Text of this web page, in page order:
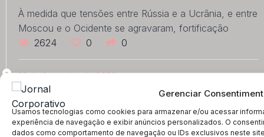
Gerenciar
Usamos tecnologias como cookies para armazenar e/ou acessar
experiência de navegação e exibir anúncios personalizados. O
dados como comportamento de navegação ou IDs exclusivos neste
À medida que tensões entre Rússia e a Ucrânia, e entre
Moscou e o Ocidente se agravaram, fortificação
2624
0 0
10 de fevereiro de 2022
STF vota por arquivar inquérito de Renan
Calheiros…
PGR pediu o encerramento do caso, mas desistiu,